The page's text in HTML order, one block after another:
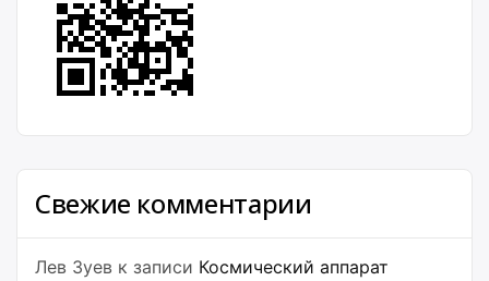
Свежие комментарии
Лев Зуев к записи Космический аппарат